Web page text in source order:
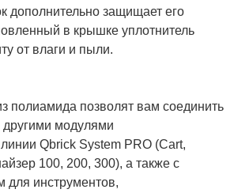
дополнительно защищает его
в крышке уплотнитель
от влаги и пыли.
полиамида позволят вам соединить
другими модулями
Qbrick System PRO (Cart,
100, 200, 300), а также с
инструментов,